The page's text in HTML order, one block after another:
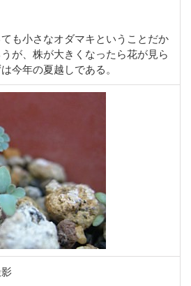
も小さなオダマキということだか
が、株が大きくなったら花が見ら
今年の夏越しである。